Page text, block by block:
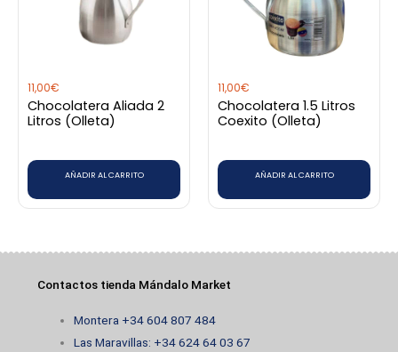
11,00€
Chocolatera Aliada 2
Litros (Olleta)
AÑADIR AL CARRITO
11,00€
Chocolatera 1.5 Litros
Coexito (Olleta)
AÑADIR AL CARRITO
Contactos tienda Mándalo Market
Montera +34 604 807 484
Las Maravillas: +34 624 64 03 67